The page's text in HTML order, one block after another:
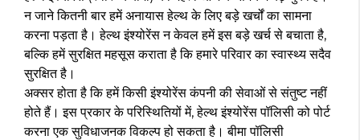
न जाने कितनी बार हमें अनायास हेल्थ के लिए बड़े खर्चों का सामना
करना पड़ता है। हेल्थ इंश्योरेंस न केवल हमें इस बड़े खर्च से बचाता है,
बल्कि हमें सुरक्षित महसूस कराता है कि हमारे परिवार का स्वास्थ्य सदैव
सुरक्षित है।
अक्सर होता है कि हमें किसी इंश्योरेंस कंपनी की सेवाओं से संतुष्ट नहीं
होते हैं। इस प्रकार के परिस्थितियों में, हेल्थ इंश्योरेंस पॉलिसी को पोर्ट
करना एक सुविधाजनक विकल्प हो सकता है। बीमा पॉलिसी